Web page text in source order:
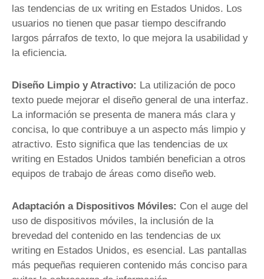
las tendencias de ux writing en Estados Unidos. Los
usuarios no tienen que pasar tiempo descifrando
largos párrafos de texto, lo que mejora la usabilidad y
la eficiencia.
Diseño Limpio y Atractivo: La utilización de poco
texto puede mejorar el diseño general de una interfaz.
La información se presenta de manera más clara y
concisa, lo que contribuye a un aspecto más limpio y
atractivo. Esto significa que las tendencias de ux
writing en Estados Unidos también benefician a otros
equipos de trabajo de áreas como diseño web.
Adaptación a Dispositivos Móviles: Con el auge del
uso de dispositivos móviles, la inclusión de la
brevedad del contenido en las tendencias de ux
writing en Estados Unidos, es esencial. Las pantallas
más pequeñas requieren contenido más conciso para